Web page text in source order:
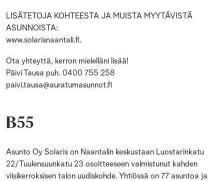
LISÄTETOJA KOHTEESTA JA MUISTA MYYTÄVISTÄ
ASUNNOISTA:
www.solarisnaantali.fi.
Ota yhteyttä, kerron mielelläni lisää!
Päivi Tausa puh. 0400 755 258
paivi.tausa@auratumasunnot.fi
B55
Asunto Oy Solaris on Naantalin keskustaan Luostarinkatu
22/Tuulensuunkatu 23 osoitteeseen valmistunut kahden
viisikerroksisen talon uudiskohde. Yhtiössä on 77 asuntoa ja